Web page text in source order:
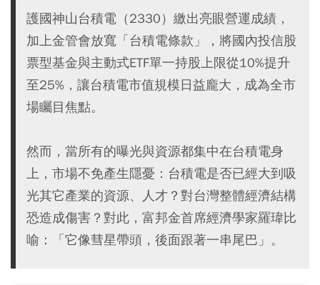
護國神山台積電（2330）繳出亮眼營運成績，
加上金管會放寬「台積電條款」，將國內投信股
票型基金與主動式ETF單一持股上限從10%提升
至25%，讓台積電市值規模日益龐大，成為全市
場矚目焦點。
然而，當所有的曝光與資源都集中在台積電身
上，市場不免產生隱憂：台積電是否已經大到吸
光其它產業的資源、人才？對台灣整體經濟結構
恐造成傷害？對此，富邦金首席經濟學家羅瑋比
喻：「它像彗星帶頭，後面跟著一串尾巴」。